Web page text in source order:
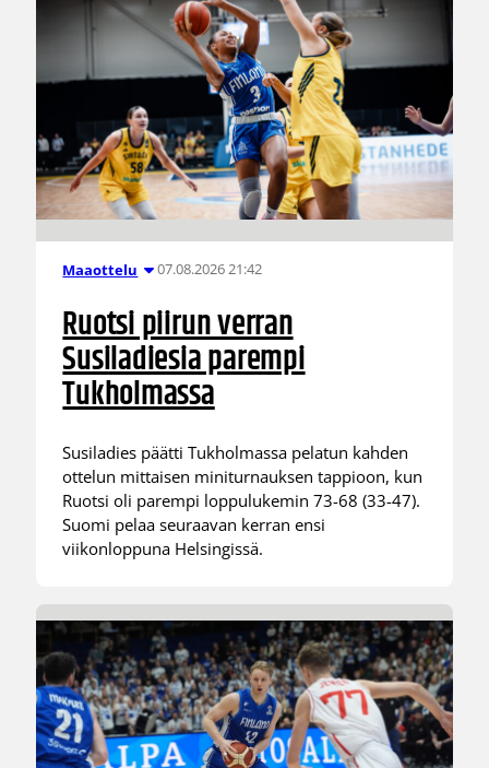
Maaottelu 07.08.2026 21:42
Ruotsi piirun verran
Susiladiesia parempi
Tukholmassa
Susiladies päätti Tukholmassa pelatun kahden
ottelun mittaisen miniturnauksen tappioon, kun
Ruotsi oli parempi loppulukemin 73-68 (33-47).
Suomi pelaa seuraavan kerran ensi
viikonloppuna Helsingissä.